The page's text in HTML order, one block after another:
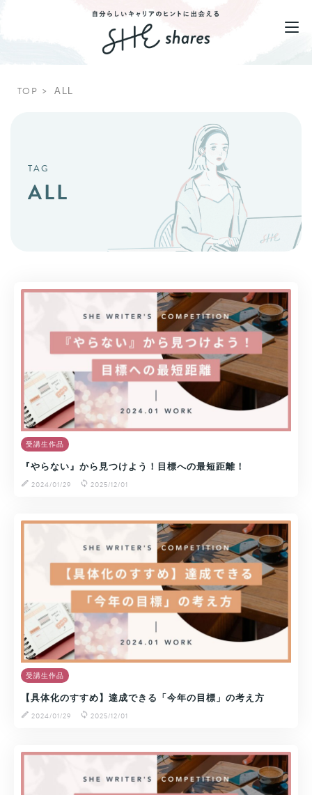
TOP ALL
TAG
ALL
受講生作品
『やらない』から見つけよう！目標への最短距離！
2024/01/29
2025/12/01
受講生作品
【具体化のすすめ】達成できる「今年の目標」の考え方
2024/01/29
2025/12/01